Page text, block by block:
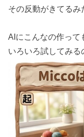
その反動がきてるみ
AIにこんなの作って
いろいろ試してみる